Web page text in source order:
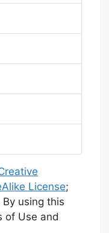
License;
using this
of Use and